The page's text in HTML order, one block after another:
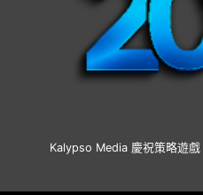
Kalypso Media 慶祝策略遊